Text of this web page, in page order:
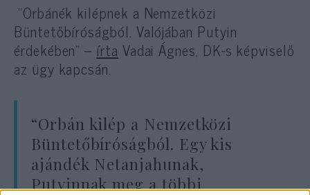
“Orbánék kilépnek a Nemzetközi
Büntetőbíróságból. Valójában Putyin
érdekében” – írta Vadai Ágnes, DK-s képviselő
az ügy kapcsán.
“Orbán kilép a Nemzetközi
Büntetőbíróságból. Egy kis
ajándék Netanjahunak,
Putyinnak meg a többi